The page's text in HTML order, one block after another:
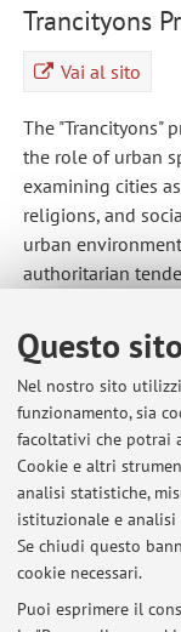
Questo
Nel nostro sito
funzionamento, sia
facoltativi che potrai
Cookie e altri
analisi statistiche,
istituzionale e
Se chiudi questo
cookie necessari.
Puoi esprimere il
Trancityons
Vai al sito
The "Trancityons"
the role of urban
examining cities
religions, and
urban
authoritarian
Cancellazione
pubblico
Pubblicato il: 08
26 Novembre 2024 -
Pubblico. Storie dal
Pubblicato il: 22